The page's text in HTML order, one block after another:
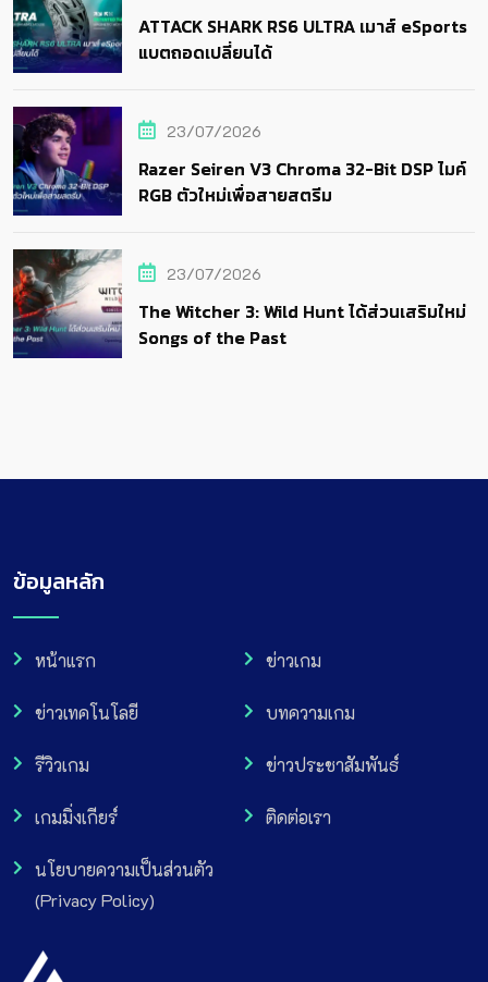
ATTACK SHARK RS6 ULTRA เมาส์ eSports
แบตถอดเปลี่ยนได้
23/07/2026
Razer Seiren V3 Chroma 32-Bit DSP ไมค์
RGB ตัวใหม่เพื่อสายสตรีม
23/07/2026
The Witcher 3: Wild Hunt ได้ส่วนเสริมใหม่
Songs of the Past
ข้อมูลหลัก
หน้าแรก ข่าวเกม
ข่าวเทคโนโลยี บทความเกม
รีวิวเกม ข่าวประชาสัมพันธ์
เกมมิ่งเกียร์ ติดต่อเรา
นโยบายความเป็นส่วนตัว
(Privacy Policy)